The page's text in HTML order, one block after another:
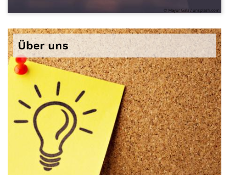
© Mayur Gala / unsplash.com
Über uns